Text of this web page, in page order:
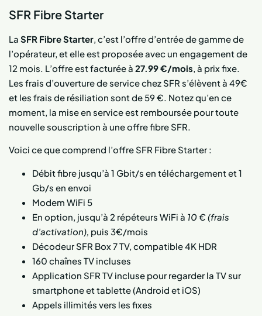
SFR Fibre Starter
La SFR Fibre Starter , c’est l’offre d’entrée de gamme de
l’opérateur, et elle est proposée avec un engagement de
12 mois. L’offre est facturée à 27.99 €/mois , à prix fixe.
Les frais d’ouverture de service chez SFR s’élèvent à 49€
et les frais de résiliation sont de 59 €. Notez qu’en ce
moment, la mise en service est remboursée pour toute
nouvelle souscription à une offre fibre SFR.
Voici ce que comprend l’offre SFR Fibre Starter :
Débit fibre jusqu’à 1 Gbit/s en téléchargement et 1
Gb/s en envoi
Modem WiFi 5
En option, jusqu’à 2 répéteurs WiFi à 10 € (frais
d’activation), puis 3€/mois
Décodeur SFR Box 7 TV, compatible 4K HDR
160 chaînes TV incluses
Application SFR TV incluse pour regarder la TV sur
smartphone et tablette (Android et iOS)
Appels illimités vers les fixes